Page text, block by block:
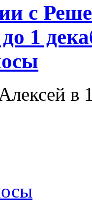
с
1
в